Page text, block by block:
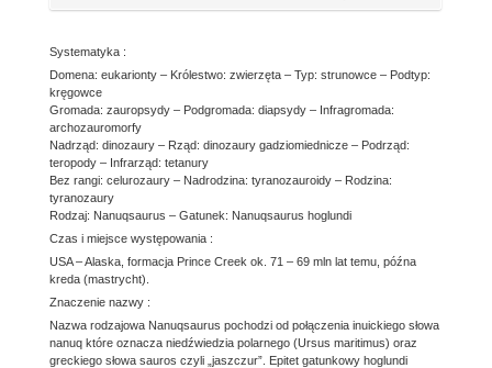
Systematyka :
Domena: eukarionty – Królestwo: zwierzęta – Typ: strunowce – Podtyp:
kręgowce
Gromada: zauropsydy – Podgromada: diapsydy – Infragromada:
archozauromorfy
Nadrząd: dinozaury – Rząd: dinozaury gadziomiednicze – Podrząd:
teropody – Infrarząd: tetanury
Bez rangi: celurozaury – Nadrodzina: tyranozauroidy – Rodzina:
tyranozaury
Rodzaj: Nanuqsaurus – Gatunek: Nanuqsaurus hoglundi
Czas i miejsce występowania :
USA – Alaska, formacja Prince Creek ok. 71 – 69 mln lat temu, późna
kreda (mastrycht).
Znaczenie nazwy :
Nazwa rodzajowa Nanuqsaurus pochodzi od połączenia inuickiego słowa
nanuq które oznacza niedźwiedzia polarnego (Ursus maritimus) oraz
greckiego słowa sauros czyli „jaszczur”. Epitet gatunkowy hoglundi